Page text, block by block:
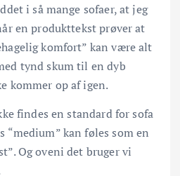
i så mange sofaer, at jeg
en produkttekst prøver at
komfort” kan være alt
tynd skum til en dyb
kommer op af igen.
findes en standard for sofa
“medium” kan føles som en
Og oveni det bruger vi